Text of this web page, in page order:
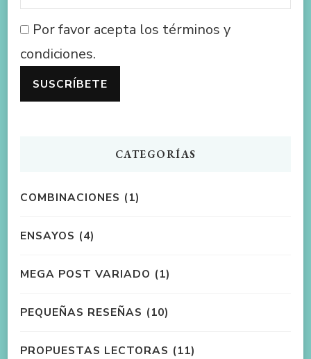
Por favor acepta los términos y
condiciones.
CATEGORÍAS
COMBINACIONES (1)
ENSAYOS (4)
MEGA POST VARIADO (1)
PEQUEÑAS RESEÑAS (10)
PROPUESTAS LECTORAS (11)